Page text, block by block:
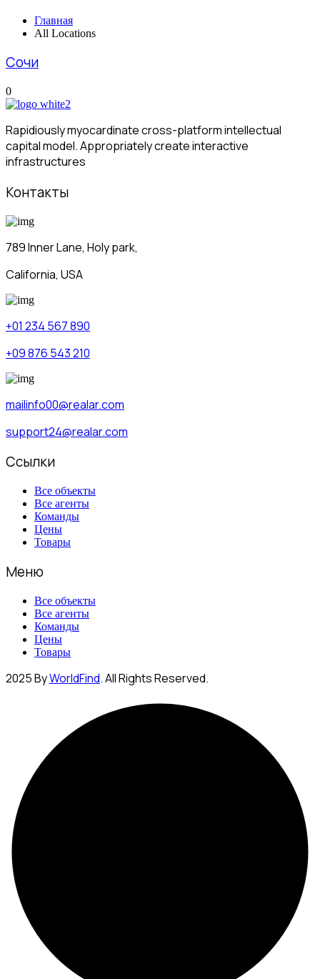
Главная
All Locations
Сочи
0
Rapidiously myocardinate cross-platform intellectual
capital model. Appropriately create interactive
infrastructures
Контакты
789 Inner Lane, Holy park,
California, USA
+01 234 567 890
+09 876 543 210
mailinfo00@realar.com
support24@realar.com
Ссылки
Все объекты
Все агенты
Команды
Цены
Товары
Меню
Все объекты
Все агенты
Команды
Цены
Товары
2025 ByWorldFind. All Rights Reserved.